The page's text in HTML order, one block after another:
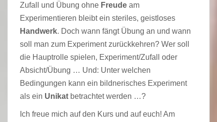
Zufall und Übung ohne Freude am
Experimentieren bleibt ein steriles, geistloses
Handwerk. Doch wann fängt Übung an und wann
soll man zum Experiment zurückkehren? Wer soll
die Hauptrolle spielen, Experiment/Zufall oder
Absicht/Übung … Und: Unter welchen
Bedingungen kann ein bildnerisches Experiment
als ein Unikat betrachtet werden …?
Ich freue mich auf den Kurs und auf euch! Am